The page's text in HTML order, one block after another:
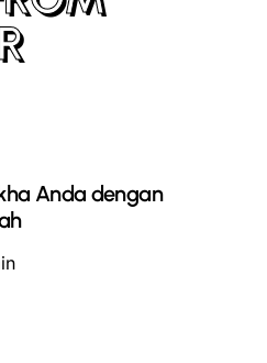
Anda dengan